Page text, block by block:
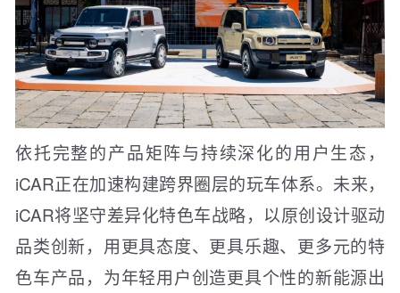
依托完整的产品矩阵与持续深化的用户生态，
iCAR正在加速构建跨界圈层的玩车体系。未来，
iCAR将坚守差异化特色车战略，以原创设计驱动
品类创新，用更具态度、更具乐趣、更多元的特
色车产品，为年轻用户创造更具个性的新能源出